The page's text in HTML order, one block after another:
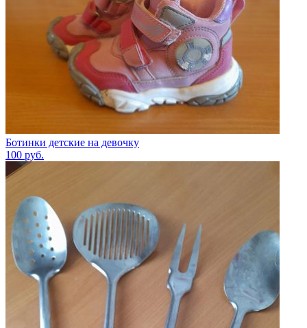
Ботинки детские на девочку
100 руб.